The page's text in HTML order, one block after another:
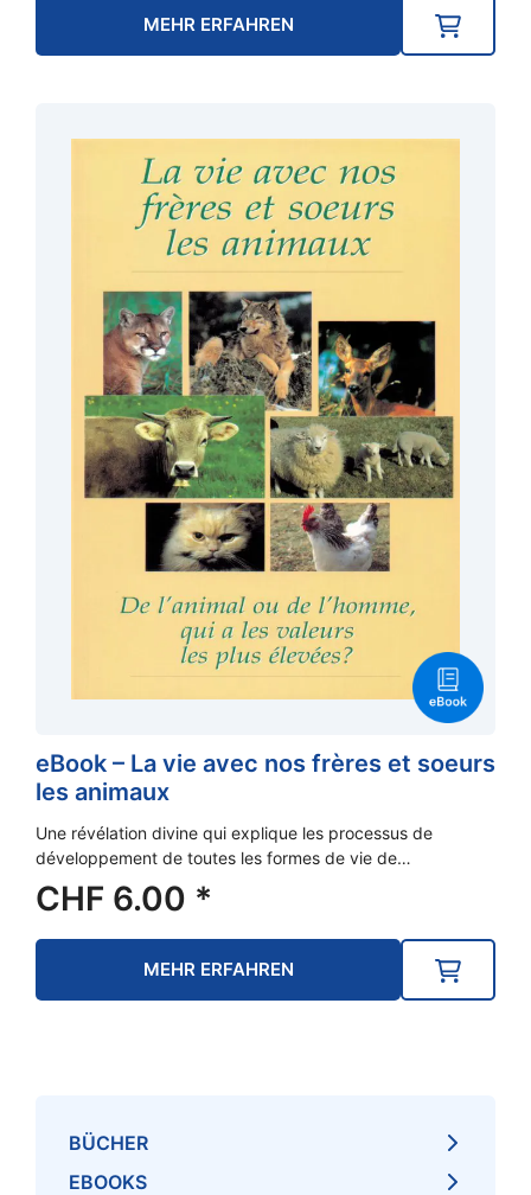
MEHR ERFAHREN
eBook – La vie avec nos frères et soeurs
les animaux
Une révélation divine qui explique les processus de
développement de toutes les formes de vie de…
CHF 6.00 *
MEHR ERFAHREN
BÜCHER
EBOOKS